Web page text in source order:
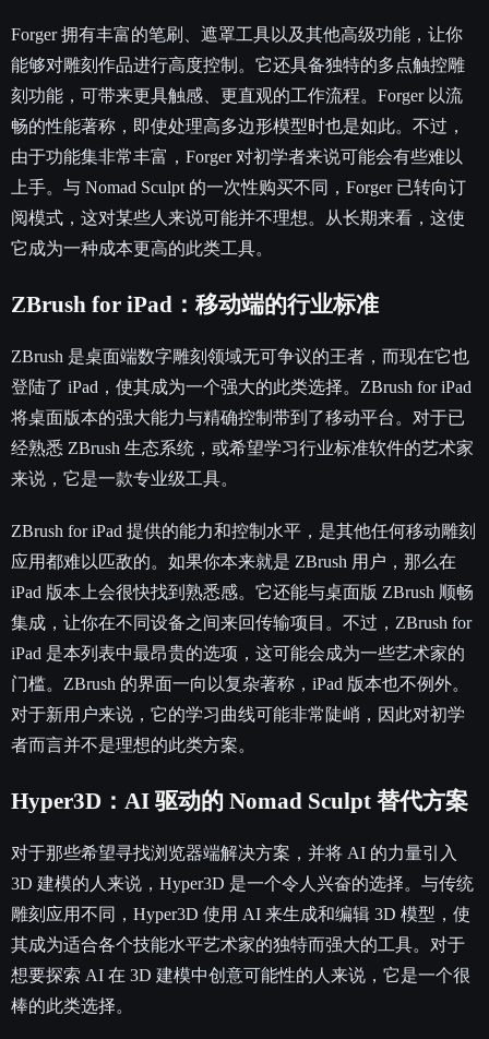
Forger 拥有丰富的笔刷、遮罩工具以及其他高级功能，让你
能够对雕刻作品进行高度控制。它还具备独特的多点触控雕
刻功能，可带来更具触感、更直观的工作流程。Forger 以流
畅的性能著称，即使处理高多边形模型时也是如此。不过，
由于功能集非常丰富，Forger 对初学者来说可能会有些难以
上手。与 Nomad Sculpt 的一次性购买不同，Forger 已转向订
阅模式，这对某些人来说可能并不理想。从长期来看，这使
它成为一种成本更高的此类工具。
ZBrush for iPad：移动端的行业标准
ZBrush 是桌面端数字雕刻领域无可争议的王者，而现在它也
登陆了 iPad，使其成为一个强大的此类选择。ZBrush for iPad
将桌面版本的强大能力与精确控制带到了移动平台。对于已
经熟悉 ZBrush 生态系统，或希望学习行业标准软件的艺术家
来说，它是一款专业级工具。
ZBrush for iPad 提供的能力和控制水平，是其他任何移动雕刻
应用都难以匹敌的。如果你本来就是 ZBrush 用户，那么在
iPad 版本上会很快找到熟悉感。它还能与桌面版 ZBrush 顺畅
集成，让你在不同设备之间来回传输项目。不过，ZBrush for
iPad 是本列表中最昂贵的选项，这可能会成为一些艺术家的
门槛。ZBrush 的界面一向以复杂著称，iPad 版本也不例外。
对于新用户来说，它的学习曲线可能非常陡峭，因此对初学
者而言并不是理想的此类方案。
Hyper3D：AI 驱动的 Nomad Sculpt 替代方案
对于那些希望寻找浏览器端解决方案，并将 AI 的力量引入
3D 建模的人来说，Hyper3D 是一个令人兴奋的选择。与传统
雕刻应用不同，Hyper3D 使用 AI 来生成和编辑 3D 模型，使
其成为适合各个技能水平艺术家的独特而强大的工具。对于
想要探索 AI 在 3D 建模中创意可能性的人来说，它是一个很
棒的此类选择。